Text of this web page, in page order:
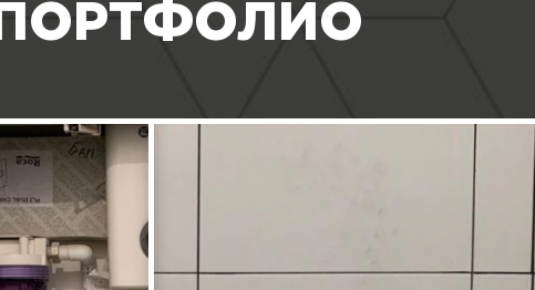
ПОРТФОЛИО